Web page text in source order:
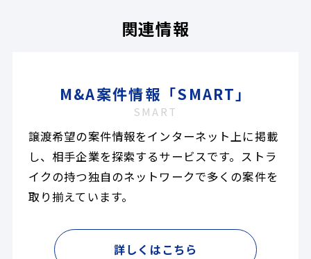
関連情報
M&A案件情報「SMART」
SMART
譲渡希望の案件情報をインターネット上に掲載
し、相手企業を探索するサービスです。ストラ
イクの持つ独自のネットワークで多くの案件を
取り揃えています。
詳しくはこちら